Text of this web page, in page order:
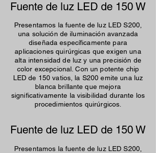
Fuente de luz LED de 150 W
Presentamos la fuente de luz LED S200,
una solución de iluminación avanzada
diseñada específicamente para
aplicaciones quirúrgicas que exigen una
alta intensidad de luz y una precisión de
color excepcional. Con un potente chip
LED de 150 vatios, la S200 emite una luz
blanca brillante que mejora
significativamente la visibilidad durante los
procedimientos quirúrgicos.
Fuente de luz LED de 150 W
Presentamos la fuente de luz LED S200,